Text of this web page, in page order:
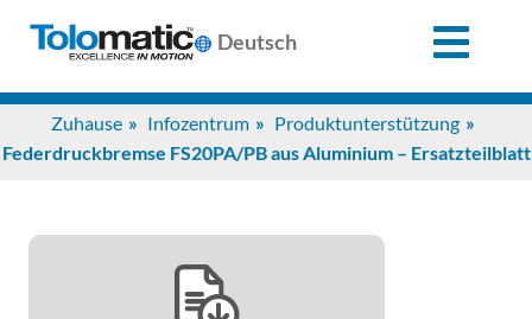
Deutsch
Zuhause Infozentrum
Produktunterstützung
Federdruckbremse FS20PA/PB aus Aluminium – Ersatzteilblatt
Search
for:
Unterstützung